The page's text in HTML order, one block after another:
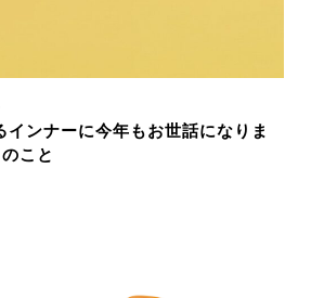
インナーに今年もお世話になりま
こと